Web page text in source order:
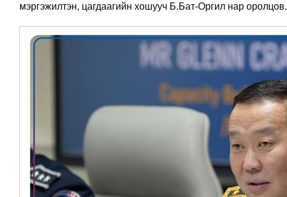
мэргэжилтэн, цагдаагийн хошууч Б.Бат-Оргил нар оролцов.